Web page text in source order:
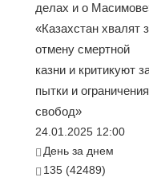
делах и о
«Казахстан хвалят
отмену смертной
казни и критикуют
пытки и ограничения
свобод»
24.01.2025 12:00
День за днем
135 (42489)